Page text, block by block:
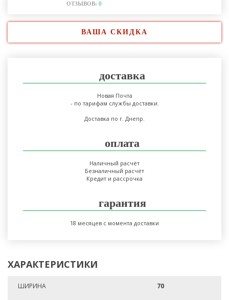
ОТЗЫВОВ: 0
ВАША СКИДКА
доставка
Новая Почта
- по тарифам службы доставки.
Доставка по г. Днепр.
оплата
Наличный расчёт
Безналичный расчёт
Кредит и рассрочка
гарантия
18 месяцев с момента доставки
ХАРАКТЕРИСТИКИ
ШИРИНА 70